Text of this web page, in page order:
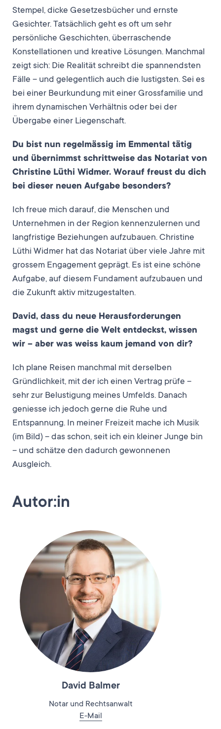
Stempel, dicke Gesetzesbücher und ernste
Gesichter. Tatsächlich geht es oft um sehr
persönliche Geschichten, überraschende
Konstellationen und kreative Lösungen. Manchmal
zeigt sich: Die Realität schreibt die spannendsten
Fälle – und gelegentlich auch die lustigsten. Sei es
bei einer Beurkundung mit einer Grossfamilie und
ihrem dynamischen Verhältnis oder bei der
Übergabe einer Liegenschaft.
Du bist nun regelmässig im Emmental tätig
und übernimmst schrittweise das Notariat von
Christine Lüthi Widmer. Worauf freust du dich
bei dieser neuen Aufgabe besonders?
Ich freue mich darauf, die Menschen und
Unternehmen in der Region kennenzulernen und
langfristige Beziehungen aufzubauen. Christine
Lüthi Widmer hat das Notariat über viele Jahre mit
grossem Engagement geprägt. Es ist eine schöne
Aufgabe, auf diesem Fundament aufzubauen und
die Zukunft aktiv mitzugestalten.
David, dass du neue Herausforderungen
magst und gerne die Welt entdeckst, wissen
wir – aber was weiss kaum jemand von dir?
Ich plane Reisen manchmal mit derselben
Gründlichkeit, mit der ich einen Vertrag prüfe –
sehr zur Belustigung meines Umfelds. Danach
geniesse ich jedoch gerne die Ruhe und
Entspannung. In meiner Freizeit mache ich Musik
(im Bild) – das schon, seit ich ein kleiner Junge bin
– und schätze den dadurch gewonnenen
Ausgleich.
Autor:in
David Balmer
Notar und Rechtsanwalt
E-Mail